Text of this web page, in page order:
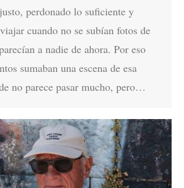
perdonado lo suficiente y
cuando no se subían fotos de
a nadie de ahora. Por eso
sumaban una escena de esa
no parece pasar mucho, pero…